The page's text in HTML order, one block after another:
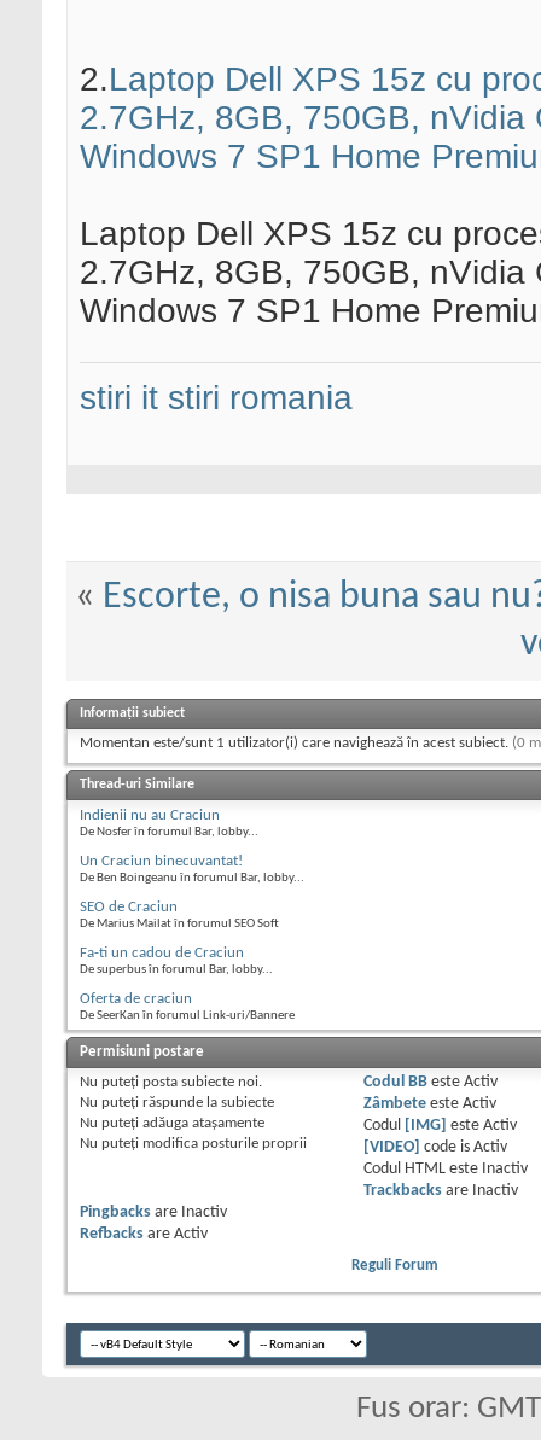
2.Laptop Dell XPS 15z cu
2.7GHz, 8GB, 750GB,
Windows 7 SP1 Home
Laptop Dell XPS 15z cu
2.7GHz, 8GB, 750GB,
Windows 7 SP1 Home
stiri it stiri romania
« Escorte, o nisa buna sau
Informații subiect
Momentan este/sunt 1 utilizator(i) care navighează în acest subiect. (0
Thread-uri Similare
Indienii nu au Craciun
De Nosfer în forumul Bar, lobby...
Un Craciun binecuvantat!
De Ben Boingeanu în forumul Bar, lobby...
SEO de Craciun
De Marius Mailat în forumul SEO Soft
Fa-ti un cadou de Craciun
De superbus în forumul Bar, lobby...
Oferta de craciun
De SeerKan în forumul Link-uri/Bannere
Permisiuni postare
Nu puteţi posta subiecte noi.
Nu puteţi răspunde la subiecte
Nu puteţi adăuga ataşamente
Nu puteţi modifica posturile proprii
Codul BBeste Activ
Zâmbeteeste Activ
Codul
[IMG] este Activ
[VIDEO]
code is Activ
Codul HTML este
Inactiv
Trackbacksare
Inactiv
Pingbacks are
Inactiv
Refbacks are Activ
Reguli Forum
Fus orar: